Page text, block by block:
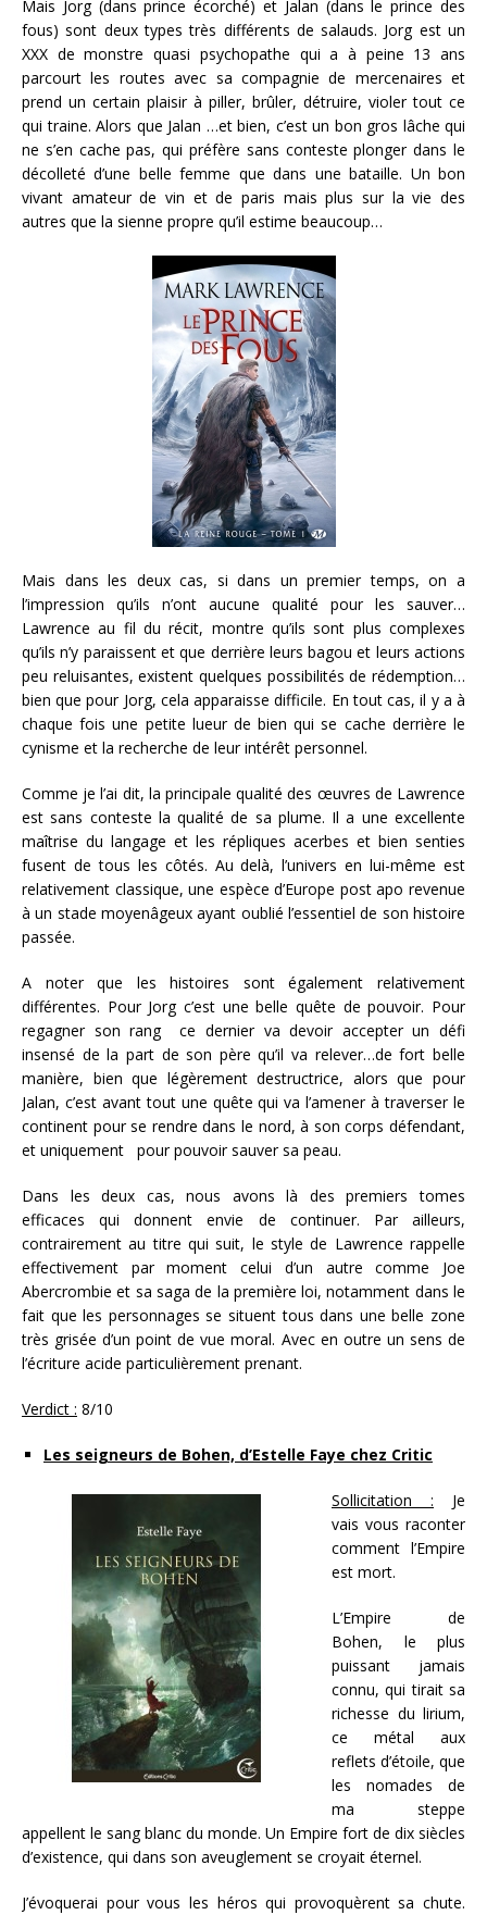
Mais Jorg (dans prince écorché) et Jalan (dans le prince des
fous) sont deux types très différents de salauds. Jorg est un
XXX de monstre quasi psychopathe qui a à peine 13 ans
parcourt les routes avec sa compagnie de mercenaires et
prend un certain plaisir à piller, brûler, détruire, violer tout ce
qui traine. Alors que Jalan …et bien, c’est un bon gros lâche qui
ne s’en cache pas, qui préfère sans conteste plonger dans le
décolleté d’une belle femme que dans une bataille. Un bon
vivant amateur de vin et de paris mais plus sur la vie des
autres que la sienne propre qu’il estime beaucoup…
Mais dans les deux cas, si dans un premier temps, on a
l’impression qu’ils n’ont aucune qualité pour les sauver…
Lawrence au fil du récit, montre qu’ils sont plus complexes
qu’ils n’y paraissent et que derrière leurs bagou et leurs actions
peu reluisantes, existent quelques possibilités de rédemption…
bien que pour Jorg, cela apparaisse difficile. En tout cas, il y a à
chaque fois une petite lueur de bien qui se cache derrière le
cynisme et la recherche de leur intérêt personnel.
Comme je l’ai dit, la principale qualité des œuvres de Lawrence
est sans conteste la qualité de sa plume. Il a une excellente
maîtrise du langage et les répliques acerbes et bien senties
fusent de tous les côtés. Au delà, l’univers en lui-même est
relativement classique, une espèce d’Europe post apo revenue
à un stade moyenâgeux ayant oublié l’essentiel de son histoire
passée.
A noter que les histoires sont également relativement
différentes. Pour Jorg c’est une belle quête de pouvoir. Pour
regagner son rang ce dernier va devoir accepter un défi
insensé de la part de son père qu’il va relever…de fort belle
manière, bien que légèrement destructrice, alors que pour
Jalan, c’est avant tout une quête qui va l’amener à traverser le
continent pour se rendre dans le nord, à son corps défendant,
et uniquement pour pouvoir sauver sa peau.
Dans les deux cas, nous avons là des premiers tomes
efficaces qui donnent envie de continuer. Par ailleurs,
contrairement au titre qui suit, le style de Lawrence rappelle
effectivement par moment celui d’un autre comme Joe
Abercrombie et sa saga de la première loi, notamment dans le
fait que les personnages se situent tous dans une belle zone
très grisée d’un point de vue moral. Avec en outre un sens de
l’écriture acide particulièrement prenant.
Verdict : 8/10
Les seigneurs de Bohen, d’Estelle Faye chez Critic
Sollicitation : Je
vais vous raconter
comment l’Empire
est mort.
L’Empire de
Bohen, le plus
puissant jamais
connu, qui tirait sa
richesse du lirium,
ce métal aux
reflets d’étoile, que
les nomades de
ma steppe
appellent le sang blanc du monde. Un Empire fort de dix siècles
d’existence, qui dans son aveuglement se croyait éternel.
J’évoquerai pour vous les héros qui provoquèrent sa chute.